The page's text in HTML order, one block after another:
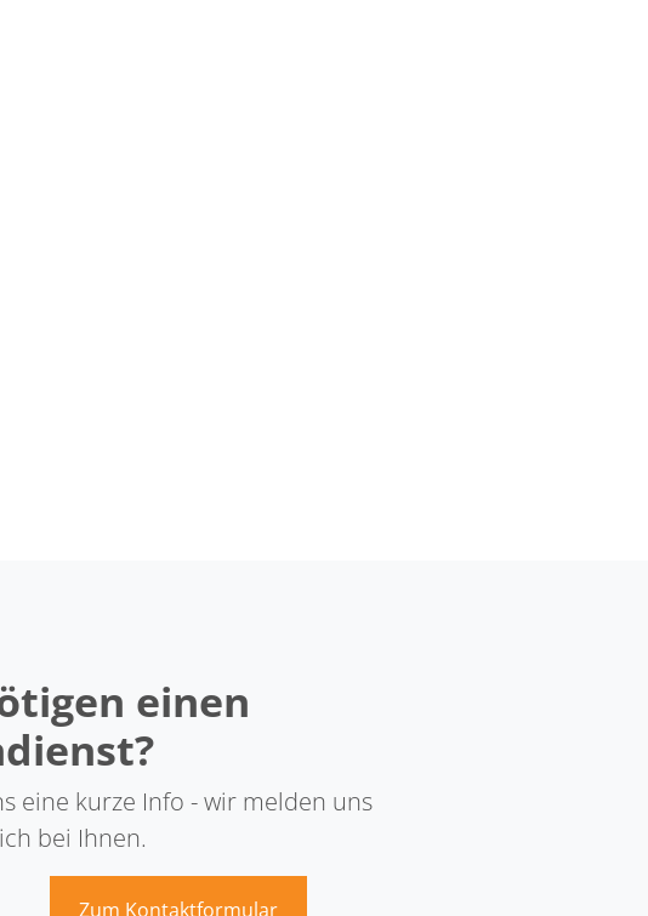
einen
eine kurze Info - wir melden uns
bei Ihnen.
Zum Kontaktformular